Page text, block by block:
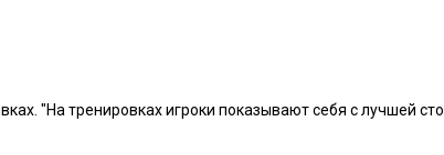
"На тренировках игроки показывают себя с лучшей